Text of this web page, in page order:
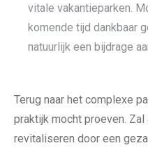
vitale vakantieparken.
komende tijd dankbaar
natuurlijk een bijdrage
Terug naar het complexe
praktijk mocht proeven.
revitaliseren door een